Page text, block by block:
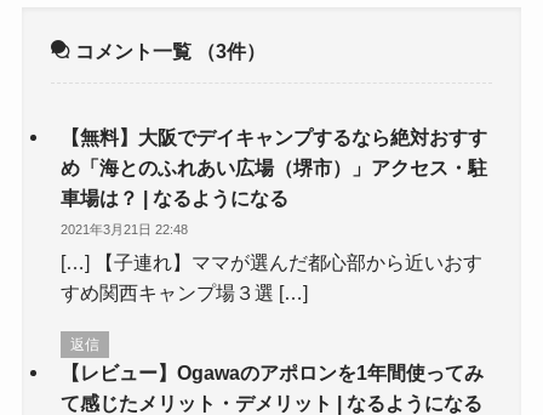
コメント一覧 （3件）
【無料】大阪でデイキャンプするなら絶対おすす
め「海とのふれあい広場（堺市）」アクセス・駐
車場は？ | なるようになる
2021年3月21日 22:48
[…] 【子連れ】ママが選んだ都心部から近いおす
すめ関西キャンプ場３選 […]
返信
【レビュー】Ogawaのアポロンを1年間使ってみ
て感じたメリット・デメリット | なるようになる